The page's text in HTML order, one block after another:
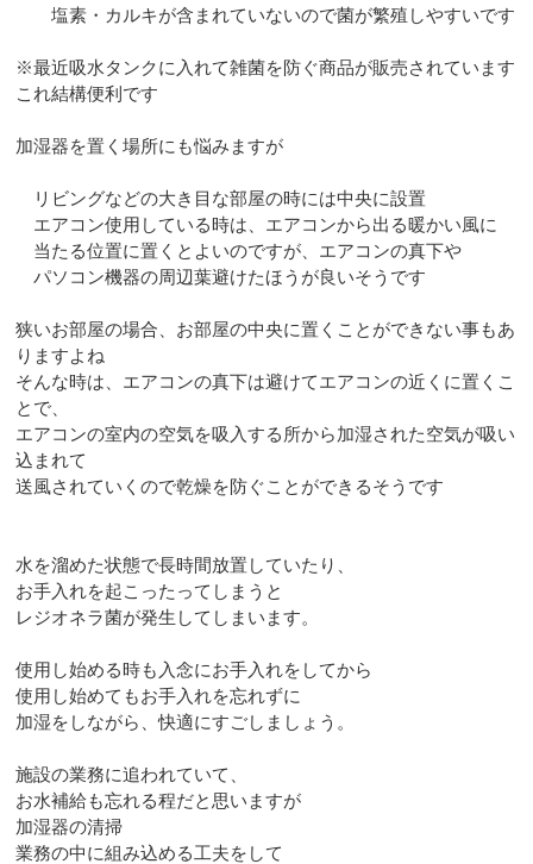
塩素・カルキが含まれていないので菌が繁殖しやすいです
※最近吸水タンクに入れて雑菌を防ぐ商品が販売されています
これ結構便利です
加湿器を置く場所にも悩みますが
リビングなどの大き目な部屋の時には中央に設置
エアコン使用している時は、エアコンから出る暖かい風に
当たる位置に置くとよいのですが、エアコンの真下や
パソコン機器の周辺葉避けたほうが良いそうです
狭いお部屋の場合、お部屋の中央に置くことができない事もあ
りますよね
そんな時は、エアコンの真下は避けてエアコンの近くに置くこ
とで、
エアコンの室内の空気を吸入する所から加湿された空気が吸い
込まれて
送風されていくので乾燥を防ぐことができるそうです
水を溜めた状態で長時間放置していたり、
お手入れを起こったってしまうと
レジオネラ菌が発生してしまいます。
使用し始める時も入念にお手入れをしてから
使用し始めてもお手入れを忘れずに
加湿をしながら、快適にすごしましょう。
施設の業務に追われていて、
お水補給も忘れる程だと思いますが
加湿器の清掃
業務の中に組み込める工夫をして